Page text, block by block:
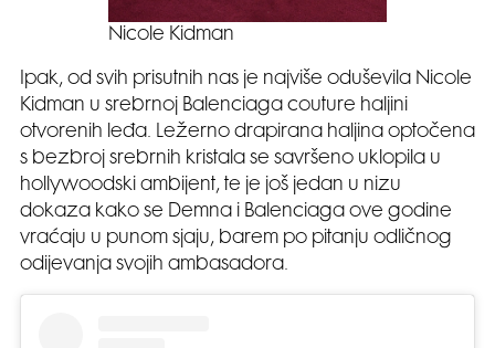
Nicole Kidman
Ipak, od svih prisutnih nas je najviše oduševila Nicole
Kidman u srebrnoj Balenciaga couture haljini
otvorenih leđa. Ležerno drapirana haljina optočena
s bezbroj srebrnih kristala se savršeno uklopila u
hollywoodski ambijent, te je još jedan u nizu
dokaza kako se Demna i Balenciaga ove godine
vraćaju u punom sjaju, barem po pitanju odličnog
odijevanja svojih ambasadora.